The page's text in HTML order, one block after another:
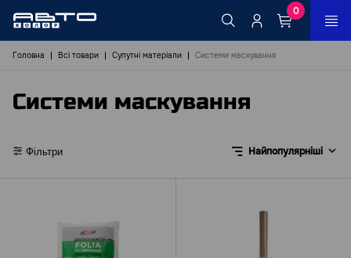
0
Головна Всі товари Супутні матеріали Системи маскування
Системи маскування
Фільтри Найпопулярніші